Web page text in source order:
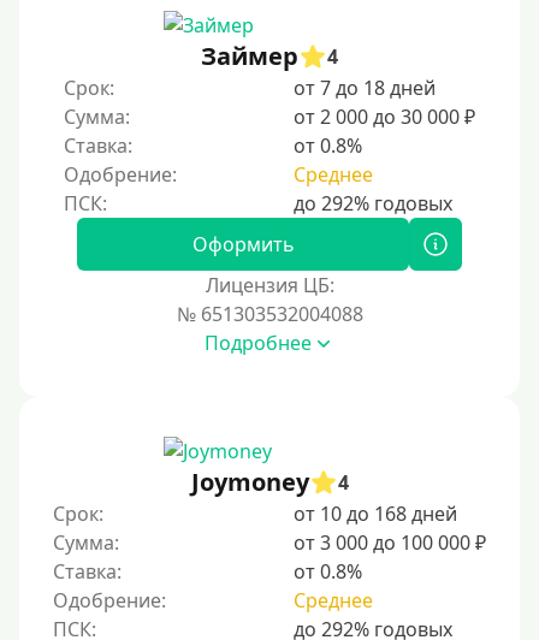
Без подтверждения дохода
Без справок и поручителей
Без посредников
Процент
С пролонгацией (продлением)
Под высокий процент
С ежемесячным платежом
Под низкий процент
Без процентов
Первый займ без процентов
Без процентов на 30 дней
Займер
4
Срок:
от 7 до 18 дней
Сумма:
от 2 000 до 30 000 ₽
Ставка:
от 0.8%
Одобрение:
Среднее
Оформить
Лицензия ЦБ:
№ 651303532004088
Подробнее
Joymoney
4
Срок:
от 10 до 168 дней
Сумма:
от 3 000 до 100 000 ₽
Ставка:
от 0.8%
Одобрение:
Среднее